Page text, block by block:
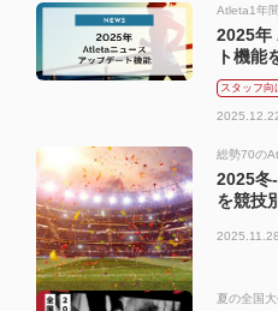
Atleta1年
ップデー
2025年
ト機能
スタッフ向
総勢70の
2025冬
を競技
2025.11.28
夏の全国